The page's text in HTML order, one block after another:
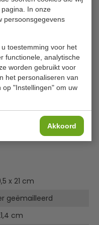
pagina. In onze
persoonsgegevens
toestemming voor het
functionele, analytische
worden gebruikt voor
het personaliseren van
op "Instellingen" om uw
Akkoord
plaat waardoor
het grillen van
in drukke
van een instelbare
controle over het
borstel voor het
x 21 cm
geëmailleerd
cm